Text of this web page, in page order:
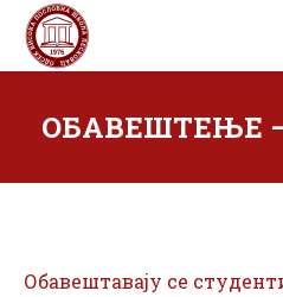
ОБАВЕШТЕЊЕ –
Обавештавају се